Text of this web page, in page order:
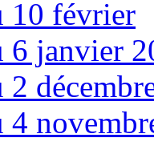
10 février
6 janvier
4